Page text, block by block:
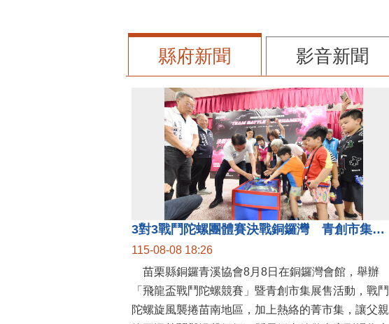
縣府新聞 影音新聞
3對3戰鬥陀螺團體賽決戰銅鑼灣 青創市集展售為父親節增添繽紛
115-08-08 18:26
苗栗縣銅鑼青溪協會8月8日在銅鑼灣會館，舉辦
「飛龍盃戰鬥陀螺競賽」暨青創市集展售活動，戰鬥
陀螺旋風襲捲苗南地區，加上熱絡的菁市集，讓父親